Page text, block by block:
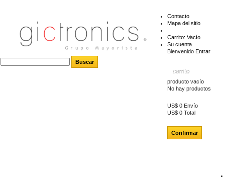
Contacto
Mapa del sitio
Carrito: Vacío
Su cuenta
Bienvenido Entrar
carrito
producto vacío
No hay productos
US$ 0 Envío
US$ 0 Total
Confirmar